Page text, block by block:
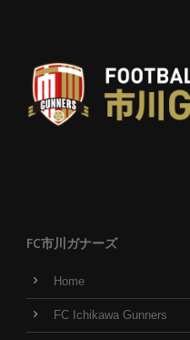
FC市川ガナーズ
Home
FC Ichikawa Gunners